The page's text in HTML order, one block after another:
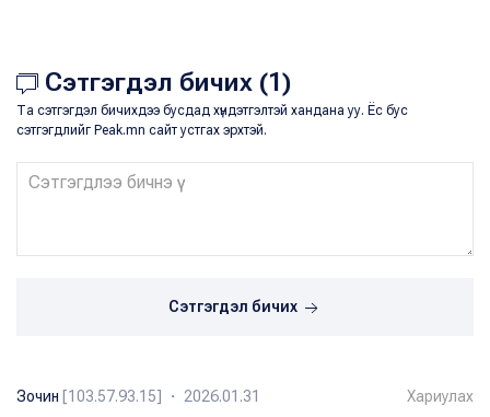
Сэтгэгдэл бичих (1)
Та сэтгэгдэл бичихдээ бусдад хүндэтгэлтэй хандана уу. Ёс бус
сэтгэгдлийг Peak.mn сайт устгах эрхтэй.
Сэтгэгдэл бичих
Зочин [103.57.93.15] ・ 2026.01.31 Хариулах